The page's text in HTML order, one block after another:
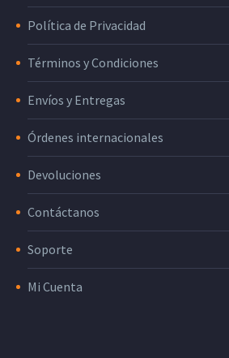
Política de Privacidad
Términos y Condiciones
Envíos y Entregas
Órdenes internacionales
Devoluciones
Contáctanos
Soporte
Mi Cuenta